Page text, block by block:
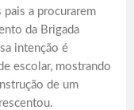
a procurarem
da Brigada
intenção é
escolar, mostrando
de um